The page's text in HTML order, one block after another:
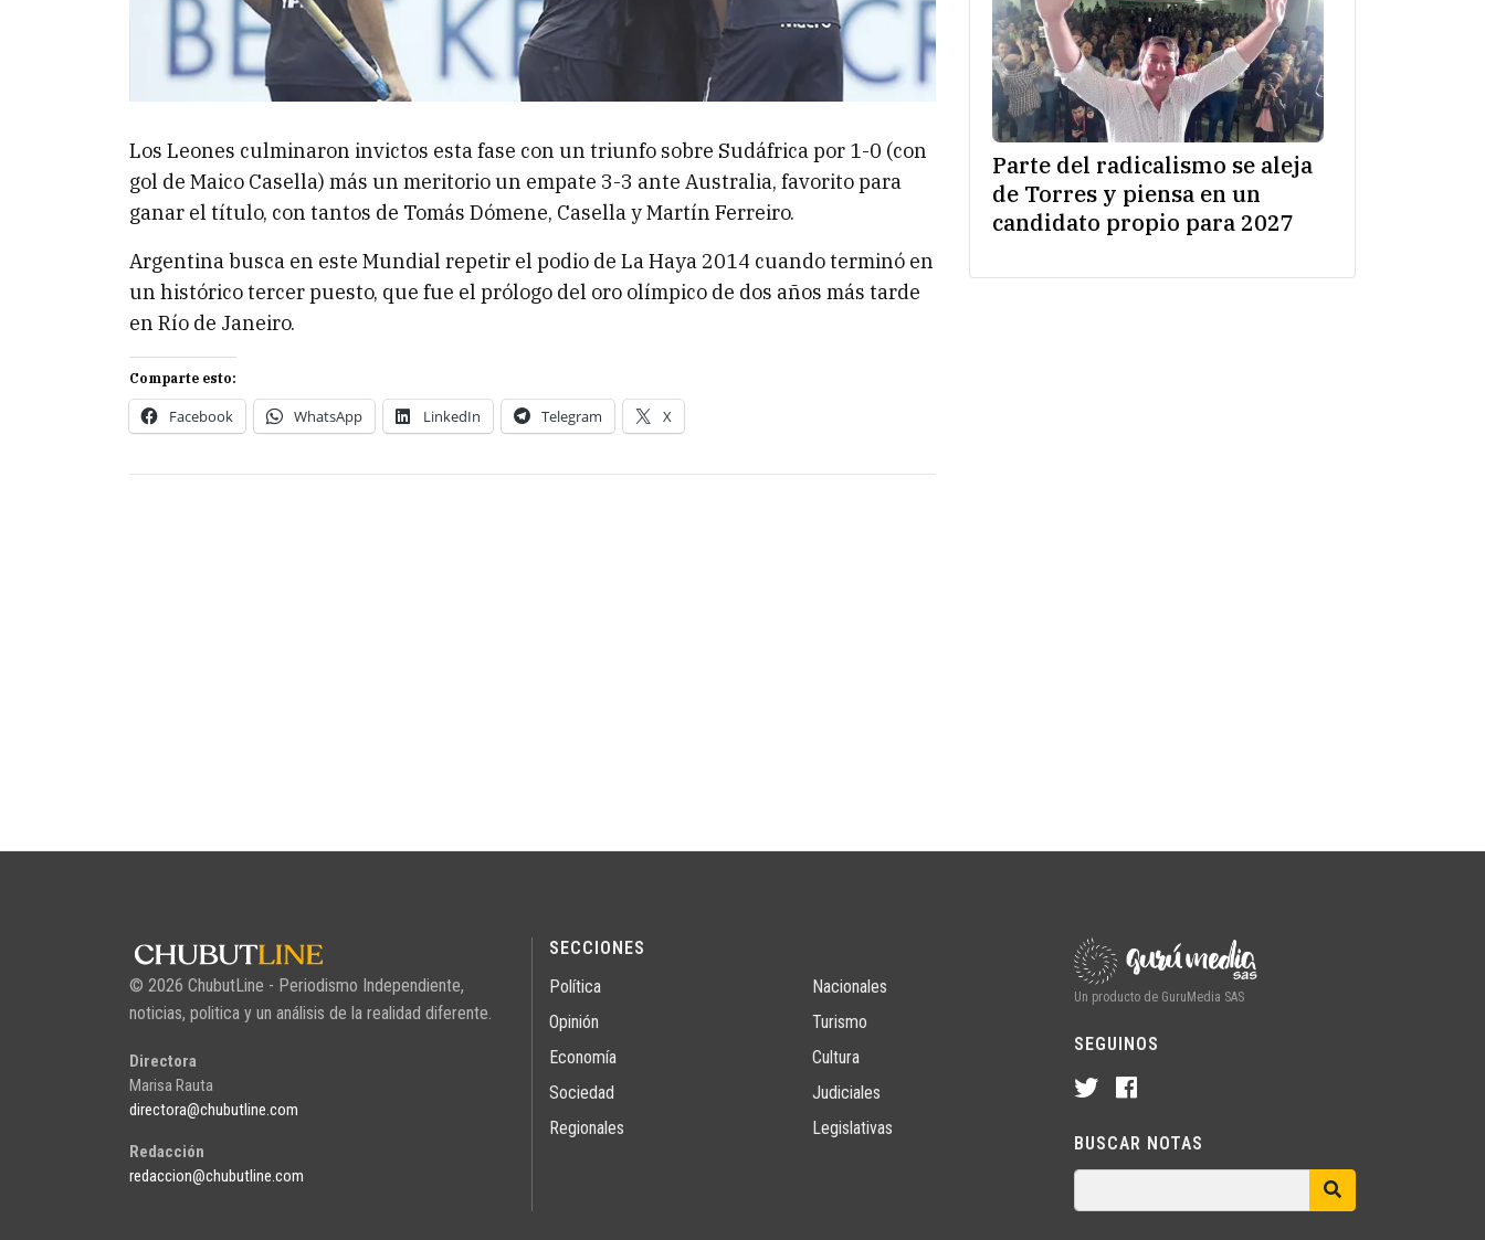
Los Leones culminaron invictos esta fase con un triunfo sobre Sudáfrica por 1-0 (con
gol de Maico Casella) más un meritorio un empate 3-3 ante Australia, favorito para
ganar el título, con tantos de Tomás Dómene, Casella y Martín Ferreiro.
Argentina busca en este Mundial repetir el podio de La Haya 2014 cuando terminó en
un histórico tercer puesto, que fue el prólogo del oro olímpico de dos años más tarde
en Río de Janeiro.
Comparte esto:
Facebook WhatsApp LinkedIn Telegram X
Parte del radicalismo se aleja
de Torres y piensa en un
candidato propio para 2027
© 2026 ChubutLine - Periodismo Independiente,
noticias, politica y un análisis de la realidad diferente.
Directora
Marisa Rauta
directora@chubutline.com
Redacción
redaccion@chubutline.com
SECCIONES
Política
Opinión
Economía
Sociedad
Regionales
Nacionales
Turismo
Cultura
Judiciales
Legislativas
Un producto de GuruMedia SAS
SEGUINOS
BUSCAR NOTAS